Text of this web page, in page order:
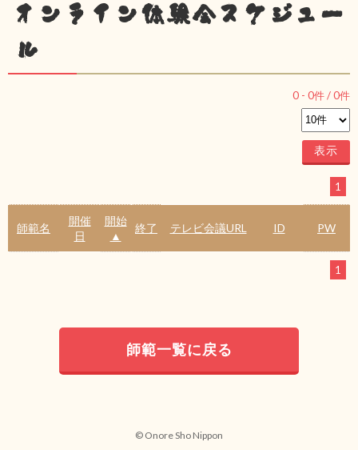
オンライン体験会スケジュー
ル
0 - 0件 /0件
1
師範名
開催
日
開始
▲
終了 テレビ会議URL ID PW
1
師範一覧に戻る
© Onore Sho Nippon